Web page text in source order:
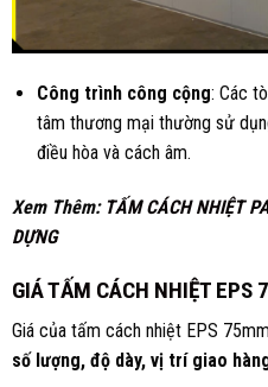
Công trình công cộng: Các
tâm thương mại thường sử
điều hòa và cách âm.
Xem Thêm: TẤM CÁCH NHIỆT
DỰNG
GIÁ TẤM CÁCH NHIỆT EPS
Giá của tấm cách nhiệt EPS
số lượng, độ dày, vị trí giao